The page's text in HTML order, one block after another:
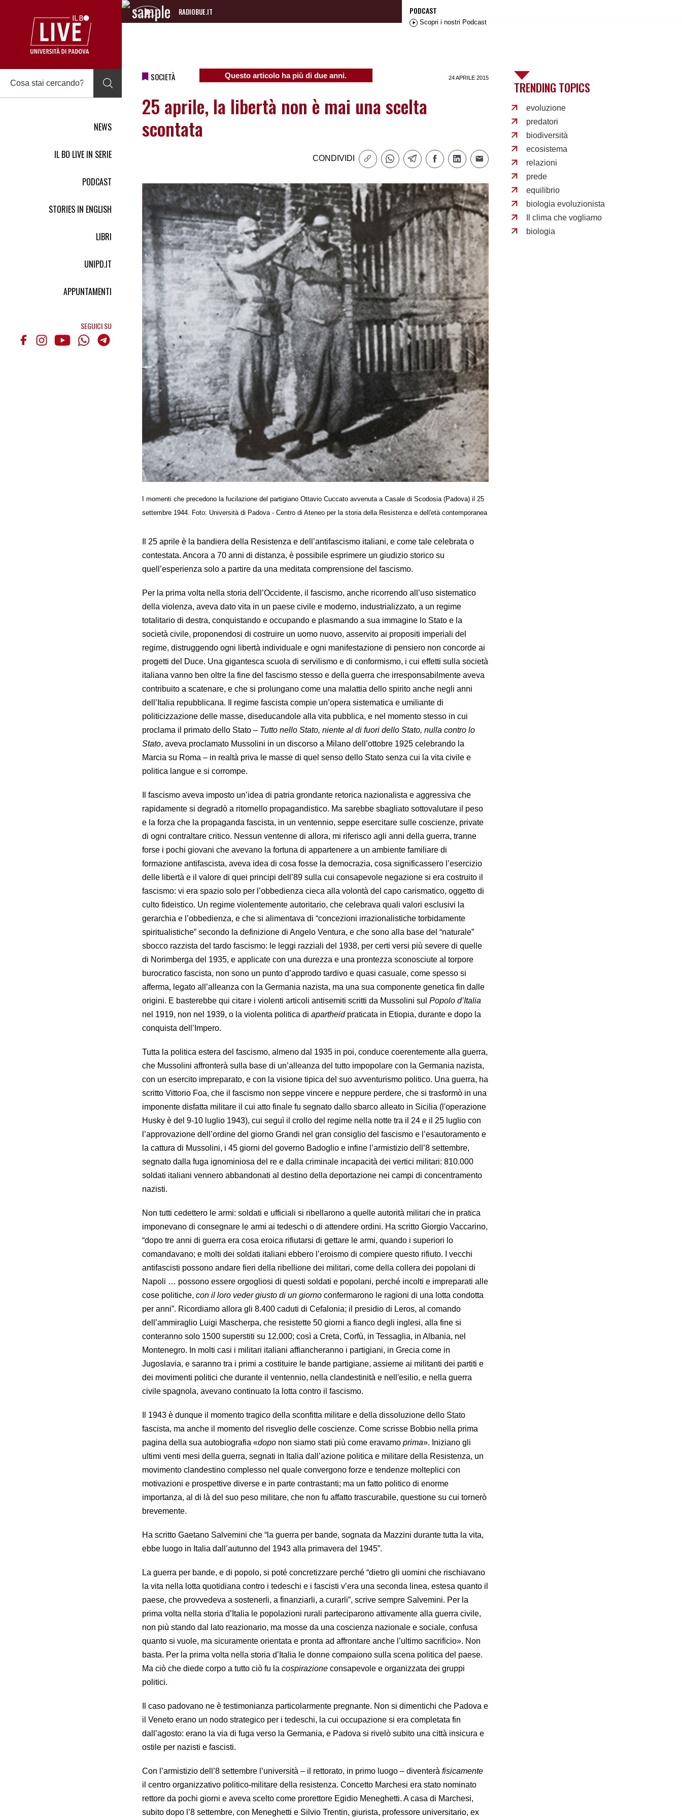
NEWS
IL BO LIVE IN SERIE
PODCAST
STORIES IN ENGLISH
LIBRI
UNIPD.IT
APPUNTAMENTI
SEGUICI SU
RADIOBUE.IT
Audio
PODCAST
Scopri i nostri Podcast
SOCIETÀ Questo articolo ha più di due anni. 24 APRILE 2015
25 aprile, la libertà non è mai una scelta
scontata
CONDIVIDI
I momenti che precedono la fucilazione del partigiano Ottavio Cuccato avvenuta a Casale di Scodosia (Padova) il 25
settembre 1944. Foto: Università di Padova - Centro di Ateneo per la storia della Resistenza e dell'età contemporanea
Il 25 aprile è la bandiera della Resistenza e dell’antifascismo italiani, e come tale celebrata o
contestata. Ancora a 70 anni di distanza, è possibile esprimere un giudizio storico su
quell’esperienza solo a partire da una meditata comprensione del fascismo.
Per la prima volta nella storia dell’Occidente, il fascismo, anche ricorrendo all’uso sistematico
della violenza, aveva dato vita in un paese civile e moderno, industrializzato, a un regime
totalitario di destra, conquistando e occupando e plasmando a sua immagine lo Stato e la
società civile, proponendosi di costruire un uomo nuovo, asservito ai propositi imperiali del
regime, distruggendo ogni libertà individuale e ogni manifestazione di pensiero non concorde ai
progetti del Duce. Una gigantesca scuola di servilismo e di conformismo, i cui effetti sulla società
italiana vanno ben oltre la fine del fascismo stesso e della guerra che irresponsabilmente aveva
contribuito a scatenare, e che si prolungano come una malattia dello spirito anche negli anni
dell’Italia repubblicana. Il regime fascista compie un’opera sistematica e umiliante di
politicizzazione delle masse, diseducandole alla vita pubblica, e nel momento stesso in cui
proclama il primato dello Stato – Tutto nello Stato, niente al di fuori dello Stato, nulla contro lo
Stato, aveva proclamato Mussolini in un discorso a Milano dell’ottobre 1925 celebrando la
Marcia su Roma – in realtà priva le masse di quel senso dello Stato senza cui la vita civile e
politica langue e si corrompe.
Il fascismo aveva imposto un’idea di patria grondante retorica nazionalista e aggressiva che
rapidamente si degradò a ritornello propagandistico. Ma sarebbe sbagliato sottovalutare il peso
e la forza che la propaganda fascista, in un ventennio, seppe esercitare sulle coscienze, private
di ogni contraltare critico. Nessun ventenne di allora, mi riferisco agli anni della guerra, tranne
forse i pochi giovani che avevano la fortuna di appartenere a un ambiente familiare di
formazione antifascista, aveva idea di cosa fosse la democrazia, cosa significassero l’esercizio
delle libertà e il valore di quei principi dell’89 sulla cui consapevole negazione si era costruito il
fascismo: vi era spazio solo per l’obbedienza cieca alla volontà del capo carismatico, oggetto di
culto fideistico. Un regime violentemente autoritario, che celebrava quali valori esclusivi la
gerarchia e l’obbedienza, e che si alimentava di “concezioni irrazionalistiche torbidamente
spiritualistiche” secondo la definizione di Angelo Ventura, e che sono alla base del “naturale”
sbocco razzista del tardo fascismo: le leggi razziali del 1938, per certi versi più severe di quelle
di Norimberga del 1935, e applicate con una durezza e una prontezza sconosciute al torpore
burocratico fascista, non sono un punto d’approdo tardivo e quasi casuale, come spesso si
afferma, legato all’alleanza con la Germania nazista, ma una sua componente genetica fin dalle
origini. E basterebbe qui citare i violenti articoli antisemiti scritti da Mussolini sul Popolo d’Italia
nel 1919, non nel 1939, o la violenta politica di apartheidpraticata in Etiopia, durante e dopo la
conquista dell’Impero.
Tutta la politica estera del fascismo, almeno dal 1935 in poi, conduce coerentemente alla guerra,
che Mussolini affronterà sulla base di un’alleanza del tutto impopolare con la Germania nazista,
con un esercito impreparato, e con la visione tipica del suo avventurismo politico. Una guerra, ha
scritto Vittorio Foa, che il fascismo non seppe vincere e neppure perdere, che si trasformò in una
imponente disfatta militare il cui atto finale fu segnato dallo sbarco alleato in Sicilia (l'operazione
Husky è del 9-10 luglio 1943), cui seguì il crollo del regime nella notte tra il 24 e il 25 luglio con
l’approvazione dell’ordine del giorno Grandi nel gran consiglio del fascismo e l’esautoramento e
la cattura di Mussolini, i 45 giorni del governo Badoglio e infine l’armistizio dell’8 settembre,
segnato dalla fuga ignominiosa del re e dalla criminale incapacità dei vertici militari: 810.000
soldati italiani vennero abbandonati al destino della deportazione nei campi di concentramento
nazisti.
Non tutti cedettero le armi: soldati e ufficiali si ribellarono a quelle autorità militari che in pratica
imponevano di consegnare le armi ai tedeschi o di attendere ordini. Ha scritto Giorgio Vaccarino,
“dopo tre anni di guerra era cosa eroica rifiutarsi di gettare le armi, quando i superiori lo
comandavano; e molti dei soldati italiani ebbero l’eroismo di compiere questo rifiuto. I vecchi
antifascisti possono andare fieri della ribellione dei militari, come della collera dei popolani di
Napoli … possono essere orgogliosi di questi soldati e popolani, perché incolti e impreparati alle
cose politiche, con il loro veder giusto di un giorno confermarono le ragioni di una lotta condotta
per anni”. Ricordiamo allora gli 8.400 caduti di Cefalonia; il presidio di Leros, al comando
dell’ammiraglio Luigi Mascherpa, che resistette 50 giorni a fianco degli inglesi, alla fine si
conteranno solo 1500 superstiti su 12.000; così a Creta, Corfù, in Tessaglia, in Albania, nel
Montenegro. In molti casi i militari italiani affiancheranno i partigiani, in Grecia come in
Jugoslavia, e saranno tra i primi a costituire le bande partigiane, assieme ai militanti dei partiti e
dei movimenti politici che durante il ventennio, nella clandestinità e nell'esilio, e nella guerra
civile spagnola, avevano continuato la lotta contro il fascismo.
Il 1943 è dunque il momento tragico della sconfitta militare e della dissoluzione dello Stato
fascista, ma anche il momento del risveglio delle coscienze. Come scrisse Bobbio nella prima
pagina della sua autobiografia «dopo non siamo stati più come eravamo prima». Iniziano gli
ultimi venti mesi della guerra, segnati in Italia dall’azione politica e militare della Resistenza, un
movimento clandestino complesso nel quale convergono forze e tendenze molteplici con
motivazioni e prospettive diverse e in parte contrastanti; ma un fatto politico di enorme
importanza, al di là del suo peso militare, che non fu affatto trascurabile, questione su cui tornerò
brevemente.
Ha scritto Gaetano Salvemini che “la guerra per bande, sognata da Mazzini durante tutta la vita,
ebbe luogo in Italia dall’autunno del 1943 alla primavera del 1945”.
La guerra per bande, e di popolo, si poté concretizzare perché “dietro gli uomini che rischiavano
la vita nella lotta quotidiana contro i tedeschi e i fascisti v’era una seconda linea, estesa quanto il
paese, che provvedeva a sostenerli, a finanziarli, a curarli”, scrive sempre Salvemini. Per la
prima volta nella storia d’Italia le popolazioni rurali parteciparono attivamente alla guerra civile,
non più stando dal lato reazionario, ma mosse da una coscienza nazionale e sociale, confusa
quanto si vuole, ma sicuramente orientata e pronta ad affrontare anche l’ultimo sacrificio». Non
basta. Per la prima volta nella storia d’Italia le donne compaiono sulla scena politica del paese.
Ma ciò che diede corpo a tutto ciò fu la cospirazione consapevole e organizzata dei gruppi
politici.
Il caso padovano ne è testimonianza particolarmente pregnante. Non si dimentichi che Padova e
il Veneto erano un nodo strategico per i tedeschi, la cui occupazione si era completata fin
dall’agosto: erano la via di fuga verso la Germania, e Padova si rivelò subito una città insicura e
ostile per nazisti e fascisti.
Con l’armistizio dell’8 settembre l’università – il rettorato, in primo luogo – diventerà fisicamente
il centro organizzativo politico-militare della resistenza. Concetto Marchesi era stato nominato
rettore da pochi giorni e aveva scelto come prorettore Egidio Meneghetti. A casa di Marchesi,
subito dopo l’8 settembre, con Meneghetti e Silvio Trentin, giurista, professore universitario, ex
TRENDING TOPICS
evoluzione
predatori
biodiversità
ecosistema
relazioni
prede
equilibrio
biologia evoluzionista
Il clima che vogliamo
biologia